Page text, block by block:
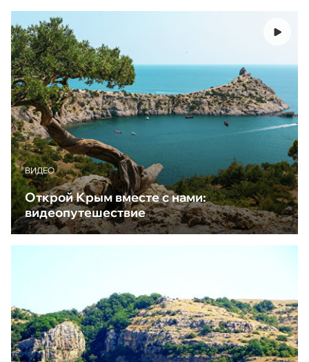
ВИДЕО
Открой Крым вместе с нами:
видеопутешествие